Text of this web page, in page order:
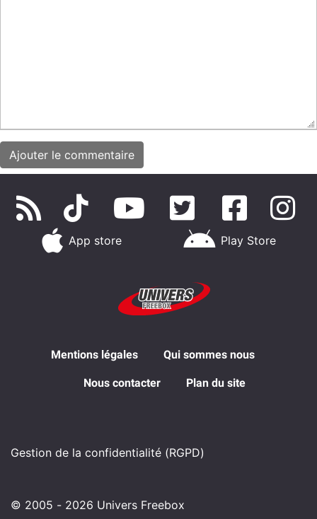
App store Play Store
Mentions légales Qui sommes nous
Nous contacter Plan du site
Gestion de la confidentialité (RGPD)
© 2005 - 2026 Univers Freebox